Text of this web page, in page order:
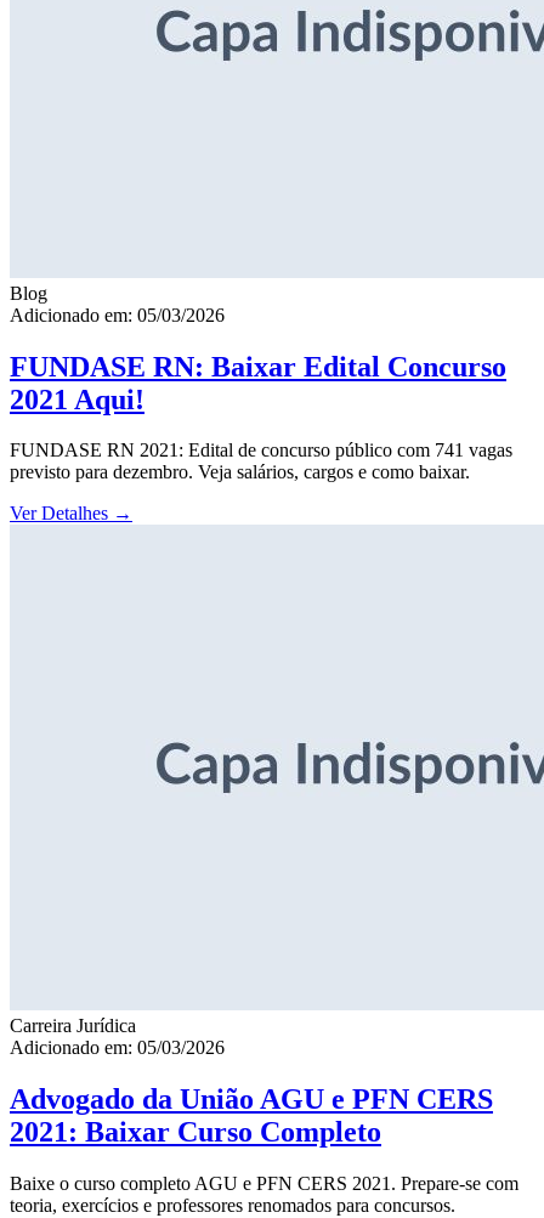
Blog
Adicionado em: 05/03/2026
FUNDASE RN: Baixar Edital Concurso
2021 Aqui!
FUNDASE RN 2021: Edital de concurso público com 741 vagas
previsto para dezembro. Veja salários, cargos e como baixar.
Ver Detalhes →
Carreira Jurídica
Adicionado em: 05/03/2026
Advogado da União AGU e PFN CERS
2021: Baixar Curso Completo
Baixe o curso completo AGU e PFN CERS 2021. Prepare-se com
teoria, exercícios e professores renomados para concursos.